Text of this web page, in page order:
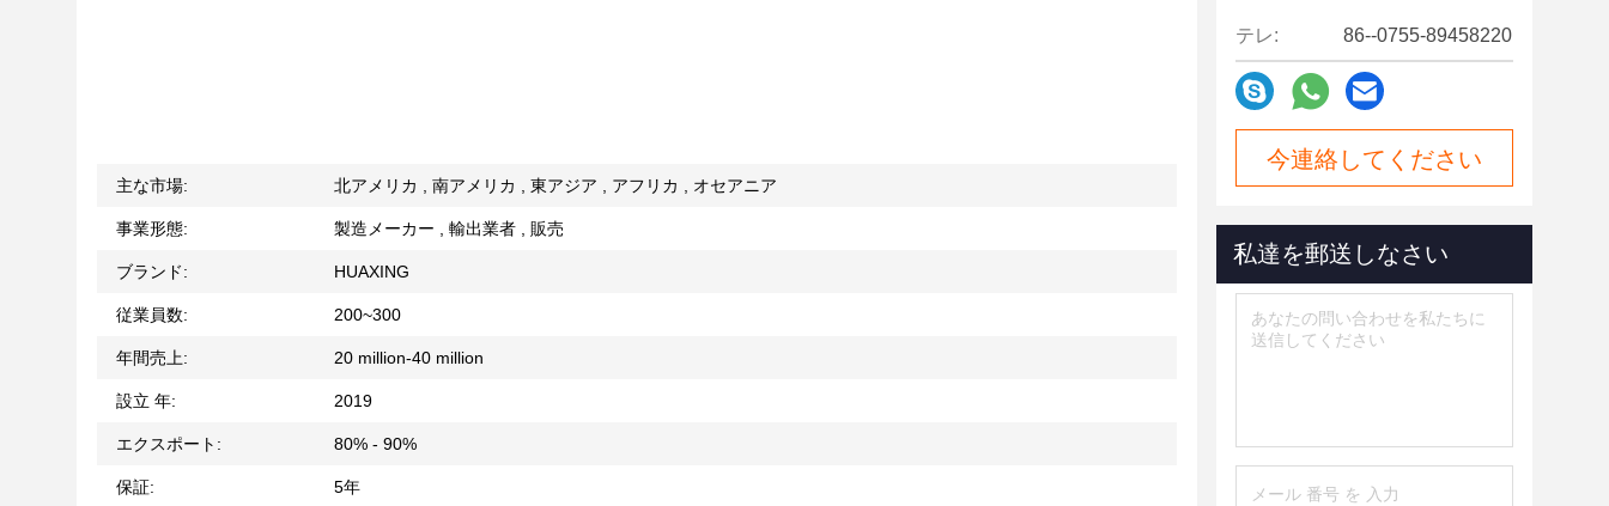
主な市場: 北アメリカ , 南アメリカ , 東アジア , アフリカ , オセアニア
事業形態: 製造メーカー , 輸出業者 , 販売
ブランド: HUAXING
従業員数: 200~300
年間売上: 20 million-40 million
設立 年: 2019
エクスポート: 80% - 90%
保証: 5年
テレ: 86--0755-89458220
今連絡してください
私達を郵送しなさい